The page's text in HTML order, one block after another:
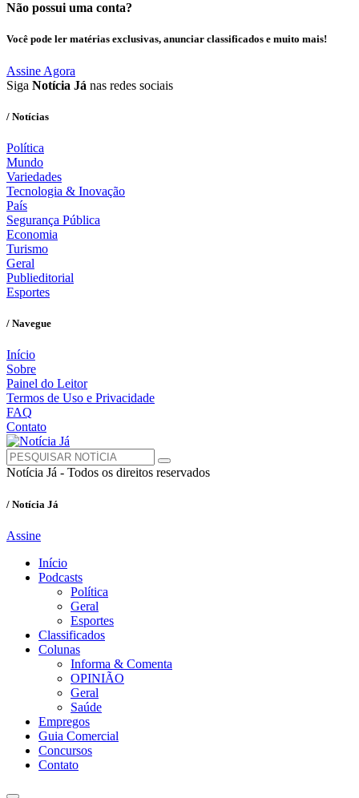
Não possui uma conta?
Você pode ler matérias exclusivas, anunciar classificados e muito mais!
Assine Agora
Siga Notícia Já nas redes sociais
/ Notícias
Política
Mundo
Variedades
Tecnologia & Inovação
País
Segurança Pública
Economia
Turismo
Geral
Publieditorial
Esportes
/ Navegue
Início
Sobre
Painel do Leitor
Termos de Uso e Privacidade
FAQ
Contato
Notícia Já - Todos os direitos reservados
/ Notícia Já
Assine
Início
Podcasts
Política
Geral
Esportes
Classificados
Colunas
Informa & Comenta
OPINIÃO
Geral
Saúde
Empregos
Guia Comercial
Concursos
Contato